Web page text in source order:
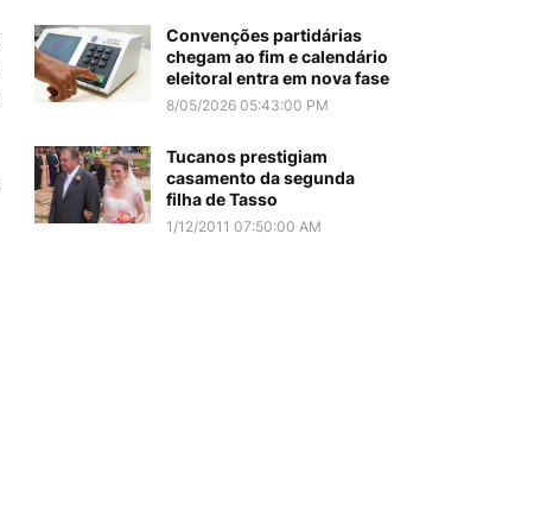
Convenções partidárias
chegam ao fim e calendário
eleitoral entra em nova fase
8/05/2026 05:43:00 PM
Tucanos prestigiam
casamento da segunda
filha de Tasso
1/12/2011 07:50:00 AM